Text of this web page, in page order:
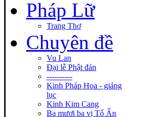
Pháp Lữ
Trang Thơ
Chuyên đề
Vu Lan
Đại lễ Phật đản
----------
Kinh Pháp Hoa - giảng
lục
Kinh Kim Cang
Ba mươi ba vị Tổ Ấn